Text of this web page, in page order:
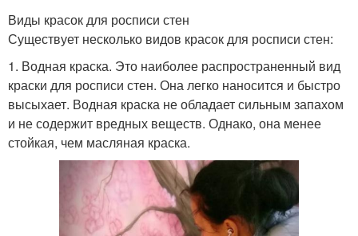
Виды красок для росписи стен
Существует несколько видов красок для росписи стен:
1. Водная краска. Это наиболее распространенный вид
краски для росписи стен. Она легко наносится и быстро
высыхает. Водная краска не обладает сильным запахом
и не содержит вредных веществ. Однако, она менее
стойкая, чем масляная краска.